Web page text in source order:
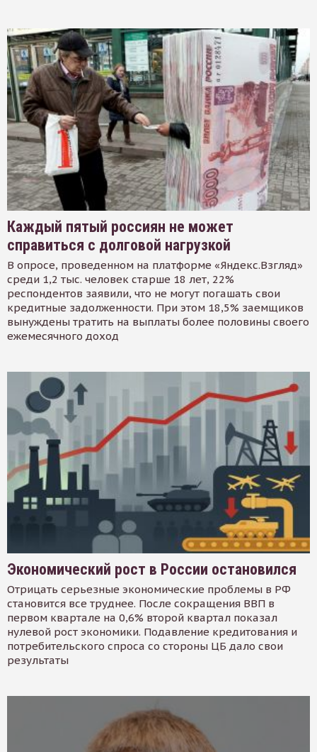
Каждый пятый россиян не может
справиться с долговой нагрузкой
В опросе, проведенном на платформе «Яндекс.Взгляд»
среди 1,2 тыс. человек старше 18 лет, 22%
респондентов заявили, что не могут погашать свои
кредитные задолженности. При этом 18,5% заемщиков
вынуждены тратить на выплаты более половины своего
ежемесячного доход
Экономический рост в России остановился
Отрицать серьезные экономические проблемы в РФ
становится все труднее. После сокращения ВВП в
первом квартале на 0,6% второй квартал показал
нулевой рост экономики. Подавление кредитования и
потребительского спроса со стороны ЦБ дало свои
результаты